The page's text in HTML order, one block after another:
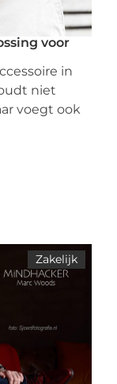
voor
in
niet
voegt ook
Zakelijk